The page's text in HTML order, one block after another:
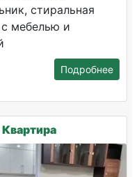
стиральная
мебелью и
Подробнее